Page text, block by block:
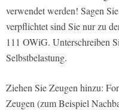
verwendet werden! Sagen
verpflichtet sind Sie nur zu
111 OWiG. Unterschreiben
Selbstbelastung.
Ziehen Sie Zeugen hinzu:
Zeugen (zum Beispiel